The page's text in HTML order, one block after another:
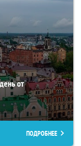
от
ПОДРОБНЕЕ